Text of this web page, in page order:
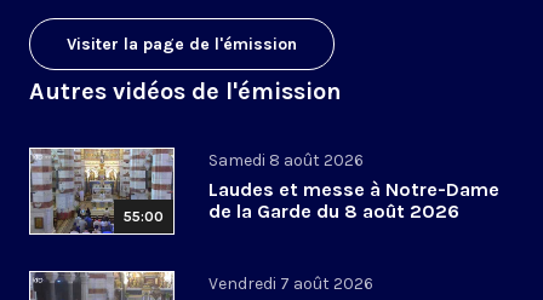
Visiter la page de l'émission
Autres vidéos de l'émission
55:00
Samedi 8 août 2026
Laudes et messe à Notre-Dame
de la Garde du 8 août 2026
Vendredi 7 août 2026